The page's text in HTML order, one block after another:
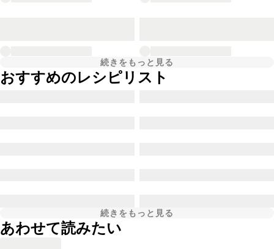
続きをもっと見る
おすすめのレシピリスト
続きをもっと見る
あわせて読みたい